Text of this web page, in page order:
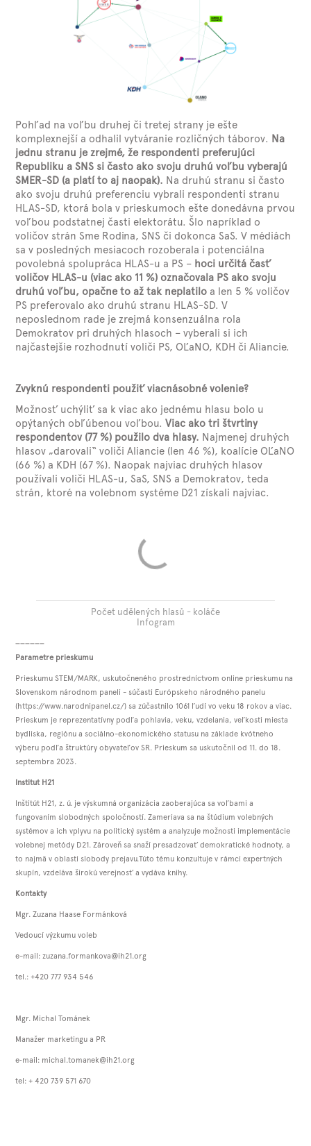
Pohľad na voľbu druhej či tretej strany je ešte
komplexnejší a odhalil vytváranie rozličných táborov. Na
jednu stranu je zrejmé, že respondenti preferujúci
Republiku a SNS si často ako svoju druhú voľbu vyberajú
SMER-SD (a platí to aj naopak). Na druhú stranu si často
ako svoju druhú preferenciu vybrali respondenti stranu
HLAS-SD, ktorá bola v prieskumoch ešte donedávna prvou
voľbou podstatnej časti elektorátu. Šlo napríklad o
voličov strán Sme Rodina, SNS či dokonca SaS. V médiách
sa v posledných mesiacoch rozoberala i potenciálna
povolebná spolupráca HLAS-u a PS – hoci určitá časť
voličov HLAS-u (viac ako 11 %) označovala PS ako svoju
druhú voľbu, opačne to až tak neplatilo a len 5 % voličov
PS preferovalo ako druhú stranu HLAS-SD. V
neposlednom rade je zrejmá konsenzuálna rola
Demokratov pri druhých hlasoch – vyberali si ich
najčastejšie rozhodnutí voliči PS, OĽaNO, KDH či Aliancie.
Zvyknú respondenti použiť viacnásobné volenie?
Možnosť uchýliť sa k viac ako jednému hlasu bolo u
opýtaných obľúbenou voľbou.Viac ako tri štvrtiny
respondentov (77 %) použilo dva hlasy. Najmenej druhých
hlasov „darovali“ voliči Aliancie (len 46 %), koalície OĽaNO
(66 %) a KDH (67 %). Naopak najviac druhých hlasov
používali voliči HLAS-u, SaS, SNS a Demokratov, teda
strán, ktoré na volebnom systéme D21 získali najviac.
Počet udělených hlasů - koláče
Infogram
Parametre prieskumu
Prieskumu STEM/MARK, uskutočneného prostredníctvom online prieskumu na
Slovenskom národnom paneli - súčasti Európskeho národného panelu
(https://www.narodnipanel.cz/) sa zúčastnilo 1061 ľudí vo veku 18 rokov a viac.
Prieskum je reprezentatívny podľa pohlavia, veku, vzdelania, veľkosti miesta
bydliska, regiónu a sociálno-ekonomického statusu na základe kvótneho
výberu podľa štruktúry obyvateľov SR. Prieskum sa uskutočnil od 11. do 18.
septembra 2023.
Institut H21
Inštitút H21, z. ú. je výskumná organizácia zaoberajúca sa voľbami a
fungovaním slobodných spoločností. Zameriava sa na štúdium volebných
systémov a ich vplyvu na politický systém a analyzuje možnosti implementácie
volebnej metódy D21. Zároveň sa snaží presadzovať demokratické hodnoty, a
to najmä v oblasti slobody prejavu.Túto tému konzultuje v rámci expertných
skupín, vzdeláva širokú verejnosť a vydáva knihy.
Kontakty
Mgr. Zuzana Haase Formánková
Vedoucí výzkumu voleb
e-mail: zuzana.formankova@ih21.org
tel.: +420 777 934 546
Mgr. Michal Tománek
Manažer marketingu a PR
e‐mail: michal.tomanek@ih21.org
tel: + 420 739 571 670